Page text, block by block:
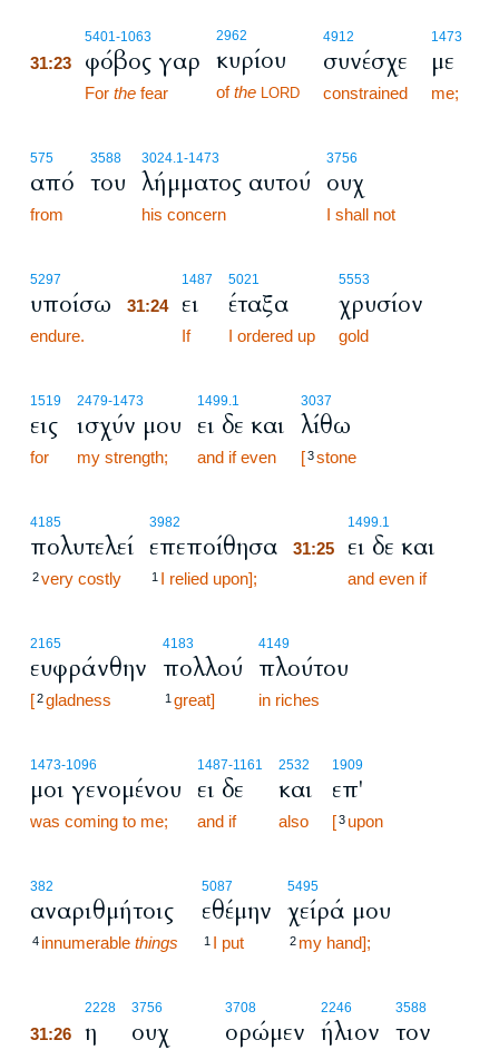
5401-1063
31:23 φόβος γαρ
For the fear
2962
κυρίου
ofthe LORD
4912
συνέσχε
constrained
1473
με
me;
575
από
from
3588
του
3024.1-1473
λήμματος αυτού
his concern
3756
ουχ
I shall not
5297
υποίσω
endure.
1487
31:24 ει
If
5021
έταξα
I ordered up
5553
χρυσίον
gold
1519
εις
for
2479-1473
ισχύν μου
my strength;
1499.1
ει δε και
and if even
3037
λίθω
[3stone
4185
πολυτελεί
2very costly
3982
επεποίθησα
1 I relied upon];
1499.1
31:25 ει δε και
and even if
2165
ευφράνθην
[2gladness
4183
πολλού
1 great]
4149
πλούτου
in riches
1473-1096
μοι γενομένου
was coming to me;
1487-1161
ει δε
and if
2532
και
also
1909
επ'
[3 upon
382
αναριθμήτοις
4 innumerable things
5087
εθέμην
1 I put
5495
χείρά μου
2 my hand];
2228
31:26 η
3756
ουχ
3708
ορώμεν
2246
ήλιον
3588
τον